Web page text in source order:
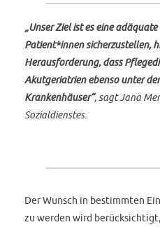
„Unser Ziel ist es eine
Patient*innen sicherzustellen,
Herausforderung, dass
Akutgeriatrien ebenso unter
Krankenhäuser“, sagt Jana
Sozialdienstes.
Der Wunsch in bestimmten
zu werden wird